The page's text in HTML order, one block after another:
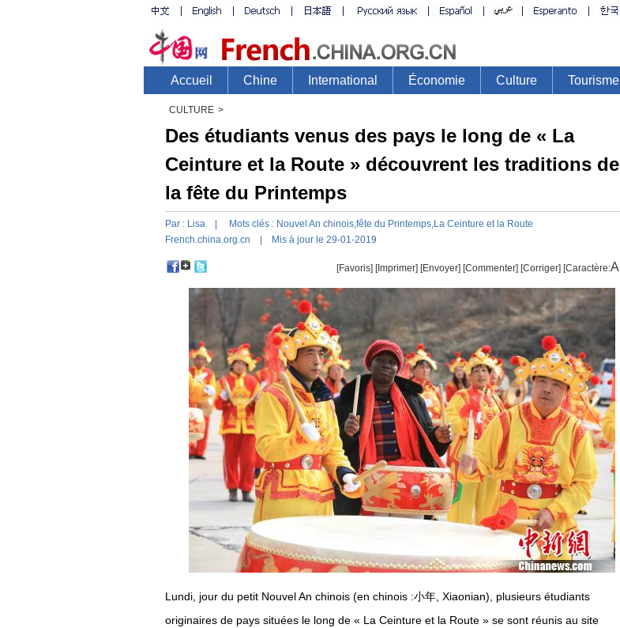
CULTURE >
Des étudiants venus des pays le long de « La
Ceinture et la Route » découvrent les traditions de
la fête du Printemps
Par : Lisa | Mots clés : Nouvel An chinois,fête du Printemps,La Ceinture et la Route
French.china.org.cn | Mis à jour le 29-01-2019
[Favoris] [Imprimer] [Envoyer] [Commenter] [Corriger] [Caractère:A
Lundi, jour du petit Nouvel An chinois (en chinois :小年, Xiaonian), plusieurs étudiants
originaires de pays situées le long de « La Ceinture et la Route » se sont réunis au site